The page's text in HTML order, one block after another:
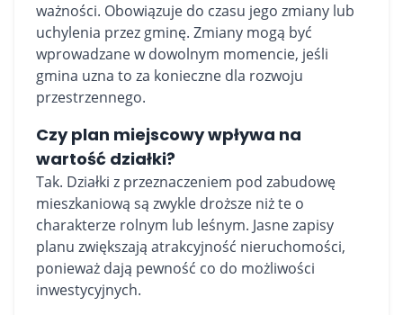
ważności. Obowiązuje do czasu jego zmiany lub
uchylenia przez gminę. Zmiany mogą być
wprowadzane w dowolnym momencie, jeśli
gmina uzna to za konieczne dla rozwoju
przestrzennego.
Czy plan miejscowy wpływa na
wartość działki?
Tak. Działki z przeznaczeniem pod zabudowę
mieszkaniową są zwykle droższe niż te o
charakterze rolnym lub leśnym. Jasne zapisy
planu zwiększają atrakcyjność nieruchomości,
ponieważ dają pewność co do możliwości
inwestycyjnych.